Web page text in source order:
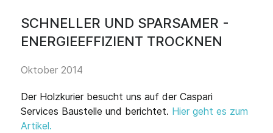
SCHNELLER UND SPARSAMER -
ENERGIEEFFIZIENT TROCKNEN
Oktober 2014
Der Holzkurier besucht uns auf der Caspari
Services Baustelle und berichtet. Hier geht es zum
Artikel.